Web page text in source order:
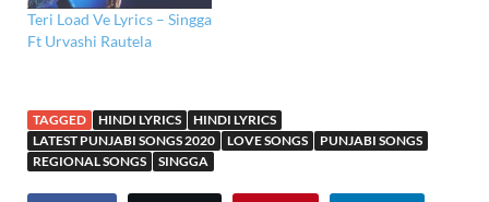
Teri Load Ve Lyrics – Singga
Ft Urvashi Rautela
TAGGED HINDI LYRICS
HINDI LYRICS
LATEST PUNJABI SONGS 2020
LOVE SONGS
PUNJABI SONGS
REGIONAL SONGS
SINGGA